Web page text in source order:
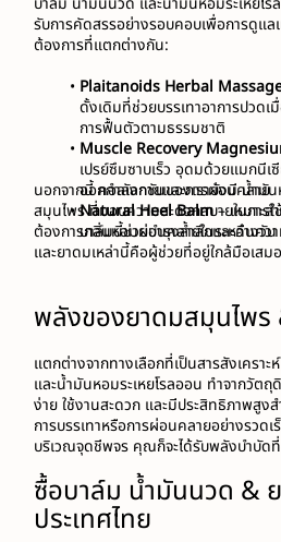
รับการคัดสรรอย่างรอบคอบเพื่อการดูแ
ต้องการที่แตกต่างกัน:
Plaitanoids Herbal
ดั้งเดิมที่ช่วยบรรเทาอาการปวด
การฟื้นตัวตามธรรมชาติ
Muscle Recovery
เปรย์ซึมซาบเร็ว อุดมด้วยแมกนี
ออกกำลังกายและการผ่อนคลาย
Natural Heel Balm – เหมาะส
บาล์มนี้ช่วยบำรุงล้ำลึกและคืนคว
นอกจากนี้ คอลเลกชันของเรายังมี น้ำมัน
สมุนไพร ที่มอบความสะดวกสบายในการ
ต้องการกลิ่นหอมผ่อนคลายในระหว่างวั
และยาดมเหล่านี้คือผู้ช่วยที่อยู่ใกล้มือเสมอ
พลังของยาดมสมุนไพร
แตกต่างจากทางเลือกที่เป็นสารสังเครา
และน้ำมันหอมระเหยโรลออน ทำจากวัต
ง่าย ใช้งานสะดวก และมีประสิทธิภาพสูง
การบรรเทาหรือการผ่อนคลายอย่างรวด
บริเวณจุดชีพจร คุณก็จะได้รับพลังบำบัด
ซื้อบาล์ม น้ำมันนวด &
ประเทศไทย